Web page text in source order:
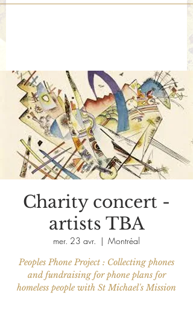
Charity concert -
artists TBA
mer. 23 avr.
  |
Montréal
Peoples Phone Project : Collecting phones
and fundraising for phone plans for